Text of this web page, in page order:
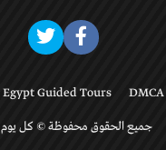
Egypt Guided Tours
جميع الحقوق محفوظة © كل يوم 2026